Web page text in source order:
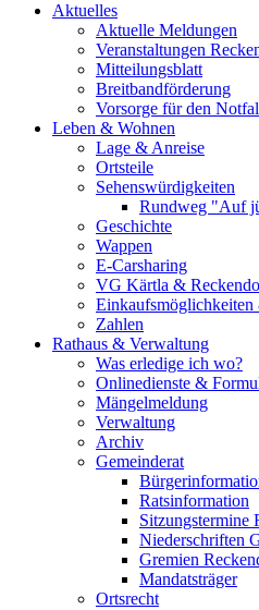
Aktuelles
Aktuelle Meldungen
Veranstaltungen
Mitteilungsblatt
Breitbandförderung
Vorsorge für den
Leben & Wohnen
Lage & Anreise
Ortsteile
Sehenswürdigkeiten
Rundweg "Auf
Geschichte
Wappen
E-Carsharing
VG Kärtla &
Einkaufsmöglichkeiten
Zahlen
Rathaus & Verwaltung
Was erledige ich wo?
Onlinedienste &
Mängelmeldung
Verwaltung
Archiv
Gemeinderat
Ratsinformation
Sitzungstermine
Niederschriften
Gremien
Mandatsträger
Ortsrecht